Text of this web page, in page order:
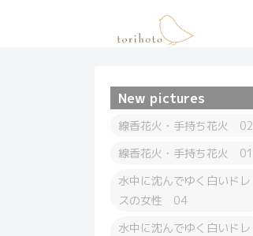
New pictures
線香花火・手持ち花火 02
線香花火・手持ち花火 01
水中に沈んでゆく白いドレ
スの女性 04
水中に沈んでゆく白いドレ